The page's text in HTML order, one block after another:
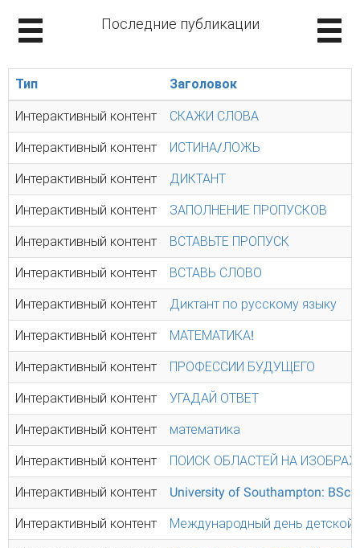
Последние публикации
Тип Заголовок
Интерактивный контент СКАЖИ СЛОВА
Интерактивный контент ИСТИНА/ЛОЖЬ
Интерактивный контент ДИКТАНТ
Интерактивный контент ЗАПОЛНЕНИЕ ПРОПУСКОВ
Интерактивный контент ВСТАВЬТЕ ПРОПУСК
Интерактивный контент ВСТАВЬ СЛОВО
Интерактивный контент Диктант по русскому языку
Интерактивный контент МАТЕМАТИКА!
Интерактивный контент ПРОФЕССИИ БУДУЩЕГО
Интерактивный контент УГАДАЙ ОТВЕТ
Интерактивный контент математика
Интерактивный контент ПОИСК ОБЛАСТЕЙ НА
Интерактивный контент University of Southampton: BSc
Интерактивный контент Международный день детской